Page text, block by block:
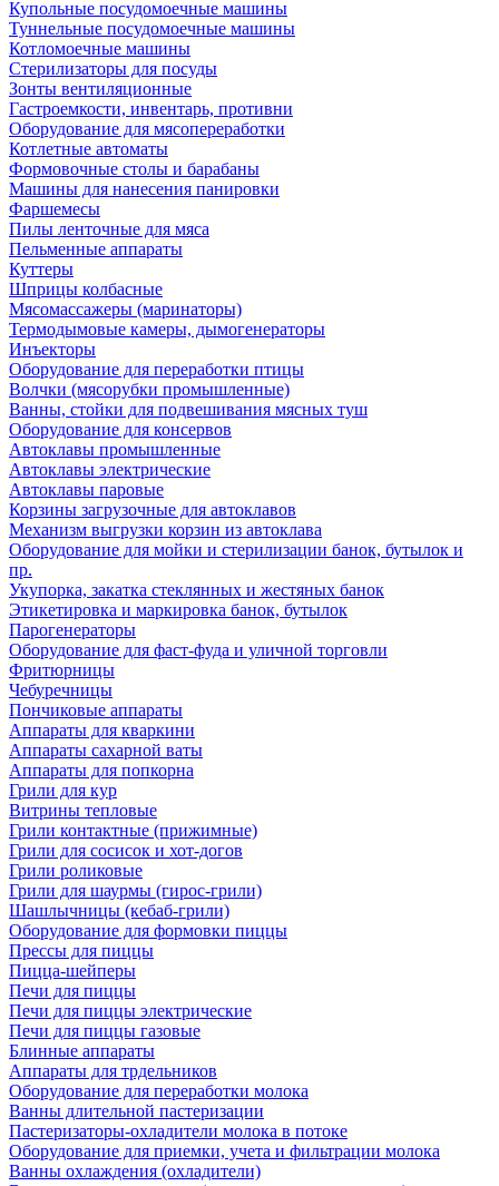
Купольные посудомоечные машины
Туннельные посудомоечные машины
Котломоечные машины
Стерилизаторы для посуды
Зонты вентиляционные
Гастроемкости, инвентарь, противни
Оборудование для мясопереработки
Котлетные автоматы
Формовочные столы и барабаны
Машины для нанесения панировки
Фаршемесы
Пилы ленточные для мяса
Пельменные аппараты
Куттеры
Шприцы колбасные
Мясомассажеры (маринаторы)
Термодымовые камеры, дымогенераторы
Инъекторы
Оборудование для переработки птицы
Волчки (мясорубки промышленные)
Ванны, стойки для подвешивания мясных туш
Оборудование для консервов
Автоклавы промышленные
Автоклавы электрические
Автоклавы паровые
Корзины загрузочные для автоклавов
Механизм выгрузки корзин из автоклава
Оборудование для мойки и стерилизации банок, бутылок и
пр.
Укупорка, закатка стеклянных и жестяных банок
Этикетировка и маркировка банок, бутылок
Парогенераторы
Оборудование для фаст-фуда и уличной торговли
Фритюрницы
Чебуречницы
Пончиковые аппараты
Аппараты для кваркини
Аппараты сахарной ваты
Аппараты для попкорна
Грили для кур
Витрины тепловые
Грили контактные (прижимные)
Грили для сосисок и хот-догов
Грили роликовые
Грили для шаурмы (гирос-грили)
Шашлычницы (кебаб-грили)
Оборудование для формовки пиццы
Прессы для пиццы
Пицца-шейперы
Печи для пиццы
Печи для пиццы электрические
Печи для пиццы газовые
Блинные аппараты
Аппараты для трдельников
Оборудование для переработки молока
Ванны длительной пастеризации
Пастеризаторы-охладители молока в потоке
Оборудование для приемки, учета и фильтрации молока
Ванны охлаждения (охладители)